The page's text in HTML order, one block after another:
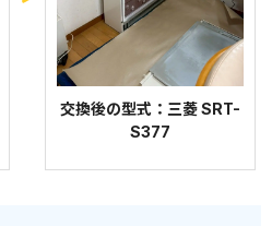
交換後の型式：三菱 SRT-
S377